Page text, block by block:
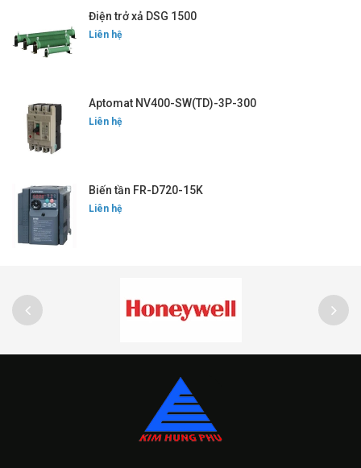
Điện trở xả DSG 1500
Liên hệ
Aptomat NV400-SW(TD)-3P-300
Liên hệ
Biến tần FR-D720-15K
Liên hệ